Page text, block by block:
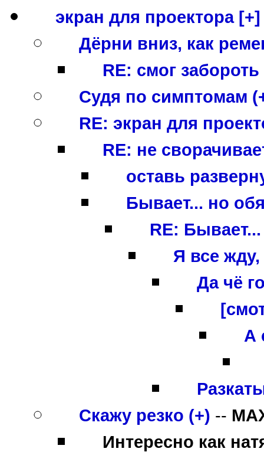
экран для проектора [+]
Дёрни вниз, как
RE: смог
Судя по симптомам
RE: экран для
RE: не
оставь
Бывает... но
RE:
Я все жду,
Да чё
А
Скажу резко (+) --
Интересно как